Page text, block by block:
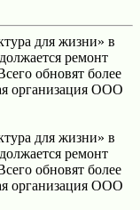
для жизни» в
ремонт
обновят более
организация ООО
для жизни» в
ремонт
обновят более
организация ООО